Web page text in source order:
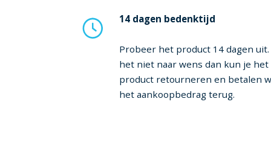
14 dagen bedenktijd
Probeer het product 14 dagen uit.
het niet naar wens dan kun je het
product retourneren en betalen
het aankoopbedrag terug.